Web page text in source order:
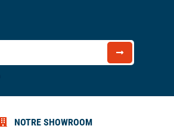
NOTRE SHOWROOM